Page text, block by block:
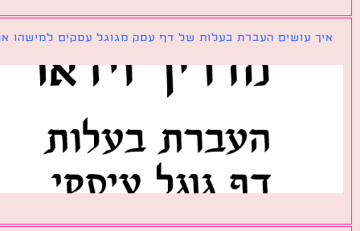
עושים העברת בעלות של דף עסק מגוגל עסקים למישהו אחר?